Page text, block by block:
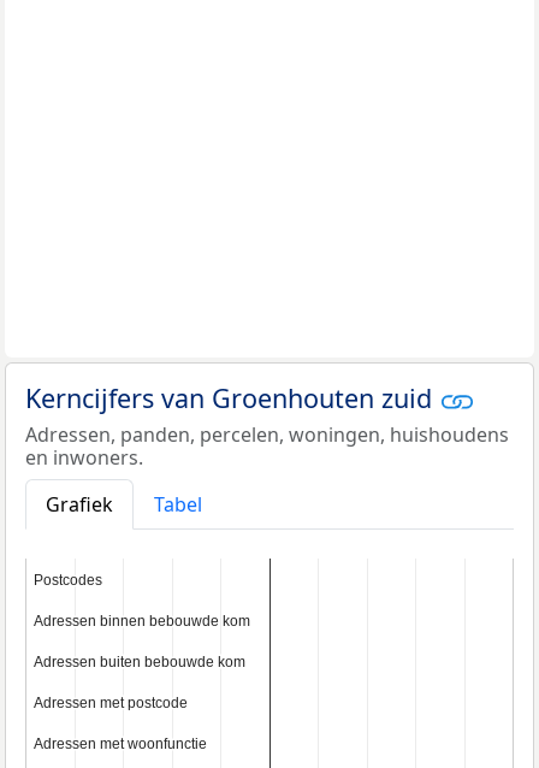
Kerncijfers van Groenhouten zuid
Adressen, panden, percelen, woningen, huishoudens
en inwoners.
Grafiek
Tabel
Postcodes
Postcodes
Adressen binnen bebouwde kom
Adressen binnen bebouwde kom
Adressen buiten bebouwde kom
Adressen buiten bebouwde kom
Adressen met postcode
Adressen met postcode
Adressen met woonfunctie
Adressen met woonfunctie